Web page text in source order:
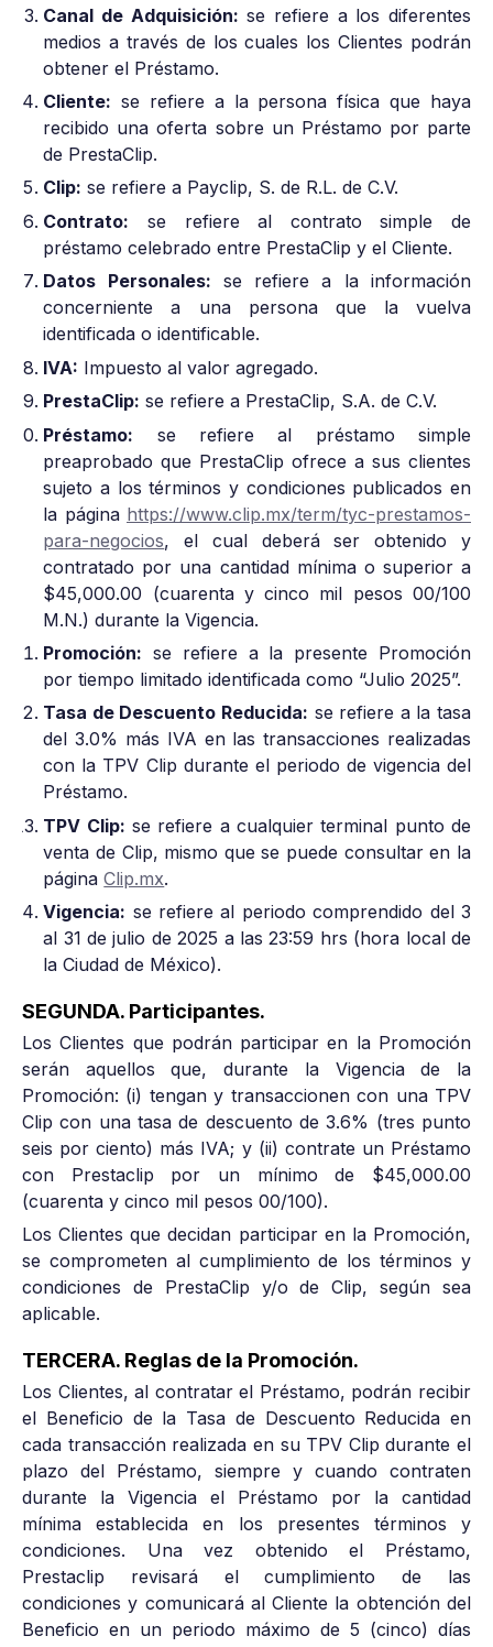
Canal de Adquisición: se refiere a los diferentes
medios a través de los cuales los Clientes podrán
obtener el Préstamo.
Cliente: se refiere a la persona física que haya
recibido una oferta sobre un Préstamo por parte
de PrestaClip.
Clip: se refiere a Payclip, S. de R.L. de C.V.
Contrato: se refiere al contrato simple de
préstamo celebrado entre PrestaClip y el Cliente.
Datos Personales: se refiere a la información
concerniente a una persona que la vuelva
identificada o identificable.
IVA: Impuesto al valor agregado.
PrestaClip: se refiere a PrestaClip, S.A. de C.V.
Préstamo: se refiere al préstamo simple
preaprobado que PrestaClip ofrece a sus clientes
sujeto a los términos y condiciones publicados en
la página https://www.clip.mx/term/tyc-prestamos-
para-negocios, el cual deberá ser obtenido y
contratado por una cantidad mínima o superior a
$45,000.00 (cuarenta y cinco mil pesos 00/100
M.N.) durante la Vigencia.
Promoción: se refiere a la presente Promoción
por tiempo limitado identificada como “Julio 2025”.
Tasa de Descuento Reducida: se refiere a la tasa
del 3.0% más IVA en las transacciones realizadas
con la TPV Clip durante el periodo de vigencia del
Préstamo.
TPV Clip: se refiere a cualquier terminal punto de
venta de Clip, mismo que se puede consultar en la
páginaClip.mx.
Vigencia: se refiere al periodo comprendido del 3
al 31 de julio de 2025 a las 23:59 hrs (hora local de
la Ciudad de México).
SEGUNDA. Participantes.
Los Clientes que podrán participar en la Promoción
serán aquellos que, durante la Vigencia de la
Promoción: (i) tengan y transaccionen con una TPV
Clip con una tasa de descuento de 3.6% (tres punto
seis por ciento) más IVA; y (ii) contrate un Préstamo
con Prestaclip por un mínimo de $45,000.00
(cuarenta y cinco mil pesos 00/100).
Los Clientes que decidan participar en la Promoción,
se comprometen al cumplimiento de los términos y
condiciones de PrestaClip y/o de Clip, según sea
aplicable.
TERCERA. Reglas de la Promoción.
Los Clientes, al contratar el Préstamo, podrán recibir
el Beneficio de la Tasa de Descuento Reducida en
cada transacción realizada en su TPV Clip durante el
plazo del Préstamo, siempre y cuando contraten
durante la Vigencia el Préstamo por la cantidad
mínima establecida en los presentes términos y
condiciones. Una vez obtenido el Préstamo,
Prestaclip revisará el cumplimiento de las
condiciones y comunicará al Cliente la obtención del
Beneficio en un periodo máximo de 5 (cinco) días